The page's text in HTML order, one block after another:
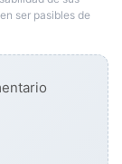
ser pasibles de